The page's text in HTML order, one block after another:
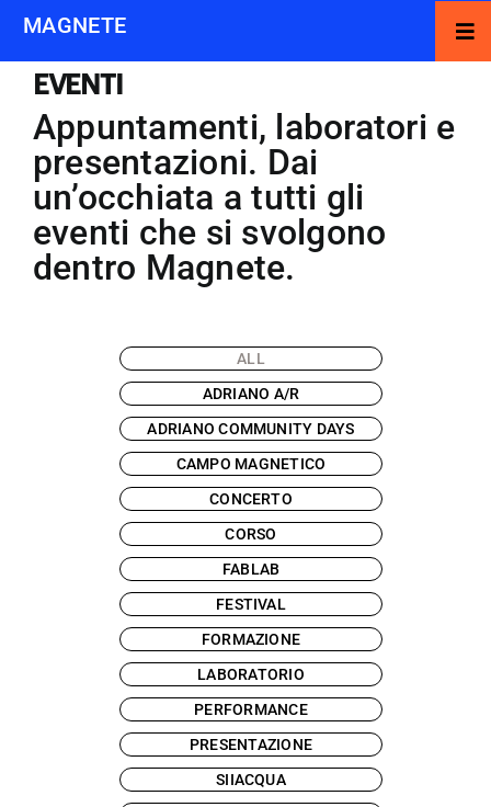
contenuto
MAGNETE
MISSION
PROGETTI
EVENTI
EVENTI
AFFITTA GLI SPAZI
EVENTI
Appuntamenti, laboratori e
presentazioni. Dai
un’occhiata a tutti gli
eventi che si svolgono
dentro Magnete.
ALL
ADRIANO A/R
ADRIANO COMMUNITY DAYS
CAMPO MAGNETICO
CONCERTO
CORSO
FABLAB
FESTIVAL
FORMAZIONE
LABORATORIO
PERFORMANCE
PRESENTAZIONE
SIIACQUA